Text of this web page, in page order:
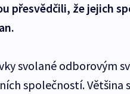
přesvědčili, že jejich
svolané odborovým
společností. Většina